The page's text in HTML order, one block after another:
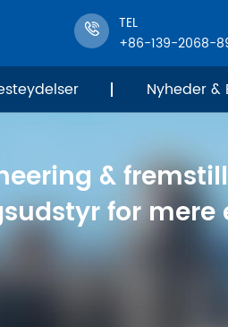
TEL
+86-139-2068-
Nyheder &
&
for mere